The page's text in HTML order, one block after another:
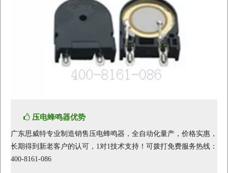
压电蜂鸣器优势
广东思威特专业制造销售压电蜂鸣器，全自动化量产，价格实惠，
长期得到新老客户的认可，1对1技术支持！可拨打免费服务热线：
400-8161-086